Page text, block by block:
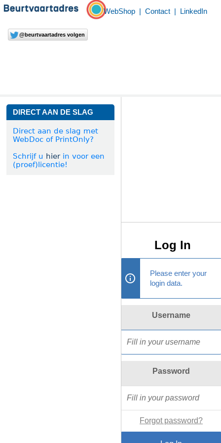
@beurtvaartadres volgen
WebShop Contact LinkedIn
DIRECT AAN DE SLAG
Direct aan de slag met
WebDoc of PrintOnly?
Schrijf u hierin voor een
(proef)licentie!
Log In
Please enter your
login data.
Username
Password
Forgot password?